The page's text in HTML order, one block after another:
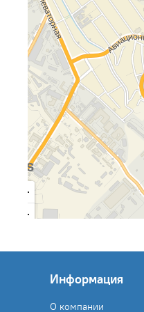
Информация
О компании